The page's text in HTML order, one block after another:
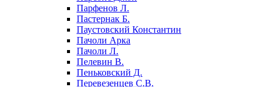
Парфенов Л.
Пастернак Б.
Паустовский Константин
Пачоли Арка
Пачоли Л.
Пелевин В.
Пеньковский Д.
Перевезенцев С.В.